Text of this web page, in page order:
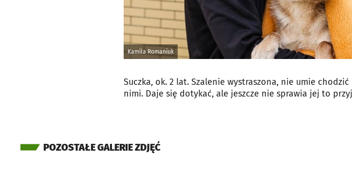
Kamila Romaniuk
Suczka, ok. 2 lat. Szalenie wystraszona, nie umie
nimi. Daje się dotykać, ale jeszcze nie sprawia jej to
POZOSTAŁE GALERIE ZDJĘĆ